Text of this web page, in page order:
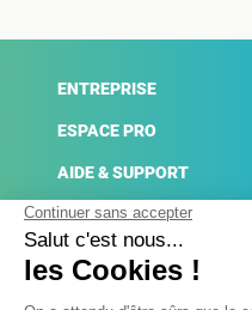
ENTREPRISE
ESPACE PRO
AIDE & SUPPORT
ACTUALITÉS